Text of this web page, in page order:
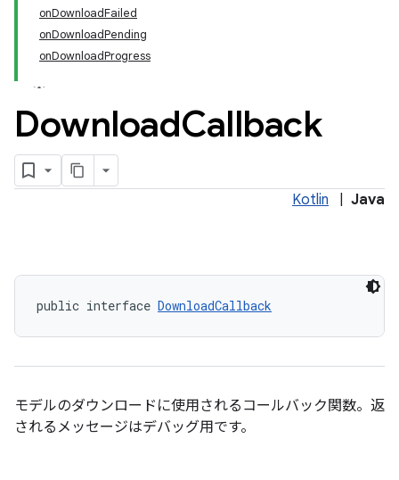
onDownloadFailed
onDownloadPending
onDownloadProgress
DownloadCallback
Kotlin Java
public interface DownloadCallback
モデルのダウンロードに使用されるコールバック関数。返
されるメッセージはデバッグ用です。